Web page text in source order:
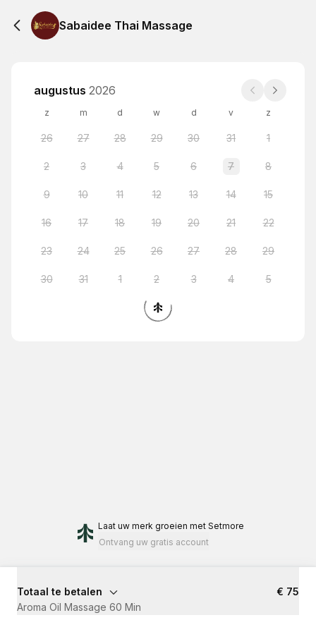
Sabaidee Thai Massage
augustus 2026
z m d w d v z
26 27 28 29 30 31 1
2 3 4 5 6 7 8
9 10 11 12 13 14 15
16 17 18 19 20 21 22
23 24 25 26 27 28 29
30 31 1 2 3 4 5
Laat uw merk groeien met Setmore
Ontvang uw gratis account
Totaal te betalen
€ 75
Aroma Oil Massage 60 Min